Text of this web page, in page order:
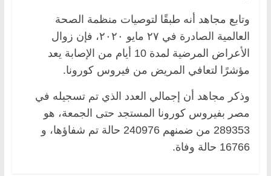
وتابع مجاهد أنه طبقًا لتوصيات منظمة الصحة
العالمية الصادرة في ٢٧ مايو ٢٠٢٠، فإن زوال
الأعراض المرضية لمدة 10 أيام من الإصابة يعد
مؤشرًا لتعافي المريض من فيروس كورونا.
وذكر مجاهد أن إجمالي العدد الذي تم تسجيله في
مصر بفيروس كورونا المستجد حتى الجمعة، هو
289353 من ضمنهم 240976 حالة تم شفاؤها، و
16766 حالة وفاة.